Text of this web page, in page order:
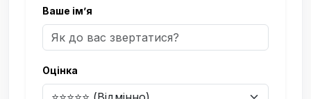
Ваше ім’я
Оцінка